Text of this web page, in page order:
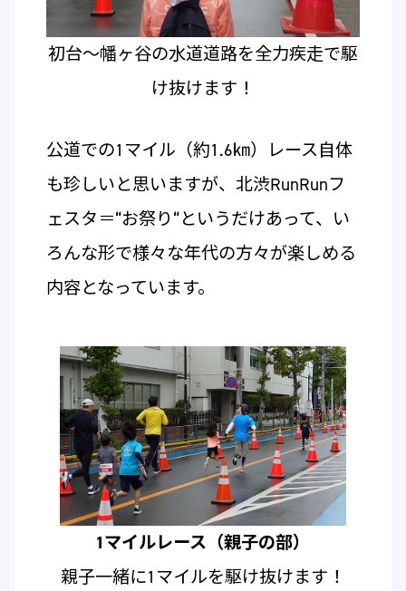
初台～幡ヶ谷の水道道路を全力疾走で駆
け抜けます！
公道での1マイル（約1.6㎞）レース自体
も珍しいと思いますが、北渋RunRunフ
ェスタ＝“お祭り“というだけあって、い
ろんな形で様々な年代の方々が楽しめる
内容となっています。
1マイルレース（親子の部）
親子一緒に1マイルを駆け抜けます！